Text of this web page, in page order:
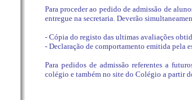
Para proceder ao pedido de admissão de
entregue na secretaria. Deverão
- Cópia do registo das ultimas avaliações
- Declaração de comportamento emitida pela
Para pedidos de admissão referentes a
colégio e também no site do Colégio a partir